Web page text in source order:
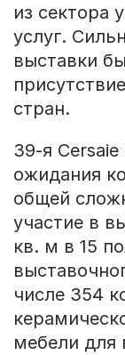
из сектора
услуг.
выставки
стран.
39-я
ожидания
общей
участие в
кв. м в 15
числе 354
мебели для